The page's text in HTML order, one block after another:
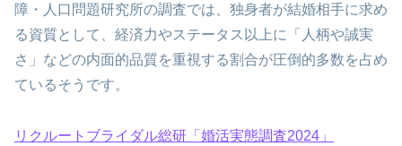
障・人口問題研究所の調査では、独身者が結婚相手に求め
る資質として、経済力やステータス以上に「人柄や誠実
さ」などの内面的品質を重視する割合が圧倒的多数を占め
ているそうです。
リクルートブライダル総研「婚活実態調査2024」